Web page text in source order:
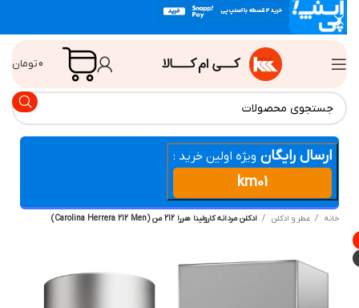
تومان
ارسال رایگان ویژه اولین خرید :
km01
عطر و ادکلن ادکلن مردانه کارولینا هررا 212 من (Carolina Herrera 212 Men)